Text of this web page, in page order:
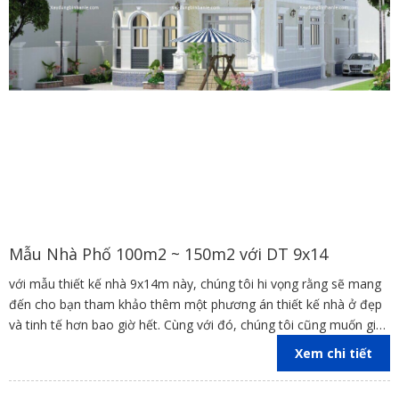
Mẫu Nhà Phố 100m2 ~ 150m2 với DT 9x14
với mẫu thiết kế nhà 9x14m này, chúng tôi hi vọng rằng sẽ mang
đến cho bạn tham khảo thêm một phương án thiết kế nhà ở đẹp
và tinh tế hơn bao giờ hết. Cùng với đó, chúng tôi cũng muốn giúp
bạn hiện thực hóa ước mơ hoàn thiện về một ngôi nhà đẹp với
Xem chi tiết